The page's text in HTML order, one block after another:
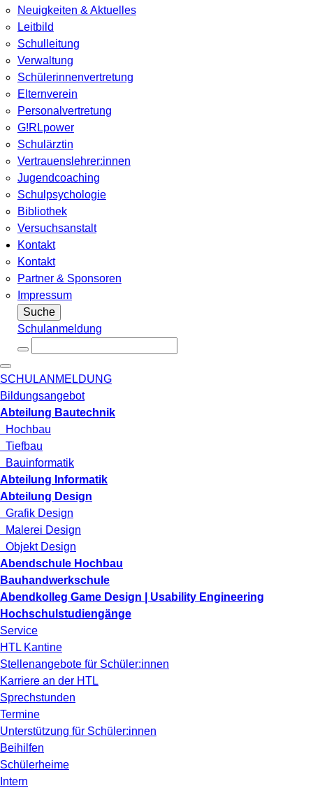
Neuigkeiten & Aktuelles
Leitbild
Schulleitung
Verwaltung
Schülerinnenvertretung
Elternverein
Personalvertretung
G!RLpower
Schulärztin
Vertrauenslehrer:innen
Jugendcoaching
Schulpsychologie
Bibliothek
Versuchsanstalt
Kontakt
Kontakt
Partner & Sponsoren
Impressum
Suche
Schulanmeldung
SCHULANMELDUNG
Bildungsangebot
Abteilung Bautechnik
Hochbau
Tiefbau
Bauinformatik
Abteilung Informatik
Abteilung Design
Grafik Design
Malerei Design
Objekt Design
Abendschule Hochbau
Bauhandwerkschule
Abendkolleg Game Design | Usability Engineering
Hochschulstudiengänge
Service
HTL Kantine
Stellenangebote für Schüler:innen
Karriere an der HTL
Sprechstunden
Termine
Unterstützung für Schüler:innen
Beihilfen
Schülerheime
Intern